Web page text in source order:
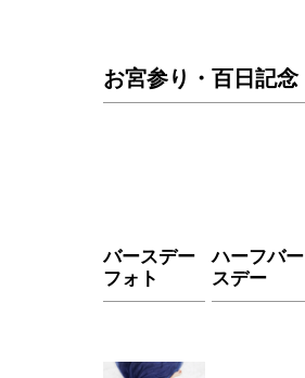
お宮参り・百日記念
バースデー
フォト
ハーフバー
スデー